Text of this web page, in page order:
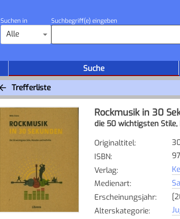
Suchen in
Alle
Suchbegriff(e) eingeben
Suche
Trefferliste
Rockmusik in 30
die 50 wichtigsten
Originaltitel:
ISBN:
Verlag:
Medienart:
Erscheinungsjahr:
Alterskategorie: